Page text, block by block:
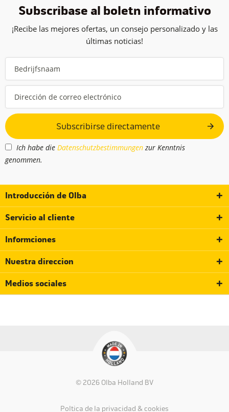
Subscribase al boletín informativo
¡Recibe las mejores ofertas, un consejo personalizado y las
últimas noticias!
Subscribirse directamente
Ich habe die Datenschutzbestimmungen zur Kenntnis
genommen.
Introducción de Olba
Servicio al cliente
Informciones
Nuestra direccion
Medios sociales
© 2026 Olba Holland BV
Política de la privacidad & cookies